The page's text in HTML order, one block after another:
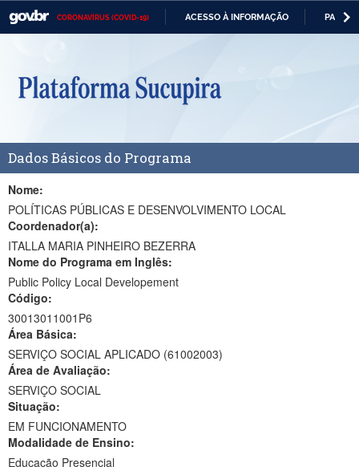
CORONAVÍRUS (COVID-19) ACESSO À INFORMAÇÃO
Casa Civil
Ministério da Defesa
Ministério da Economia
Ministério da Infraestrutura
Ministério da Educação
Ministério da Cidadania
Ministério da Saúde
Ministério da Ciência, Tecnologia, Inovações e Comunicações
Ministério do Meio Ambiente
Ministério do Turismo
Dados Básicos do Programa
Nome:
POLÍTICAS PÚBLICAS E DESENVOLVIMENTO LOCAL
Coordenador(a):
ITALLA MARIA PINHEIRO BEZERRA
Nome do Programa em Inglês:
Public Policy Local Developement
Código:
30013011001P6
Área Básica:
SERVIÇO SOCIAL APLICADO (61002003)
Área de Avaliação:
SERVIÇO SOCIAL
Situação:
EM FUNCIONAMENTO
Modalidade de Ensino:
Educação Presencial